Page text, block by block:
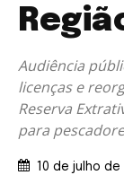
Audiência
licenças e
Reserva
para
10 de julho de